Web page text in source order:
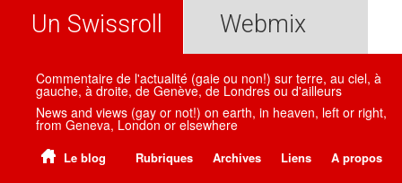
Un Swissroll Webmix
Commentaire de l'actualité (gaie ou non!) sur terre, au ciel, à
gauche, à droite, de Genève, de Londres ou d'ailleurs
News and views (gay or not!) on earth, in heaven, left or right,
from Geneva, London or elsewhere
Le blog Rubriques Archives Liens A propos